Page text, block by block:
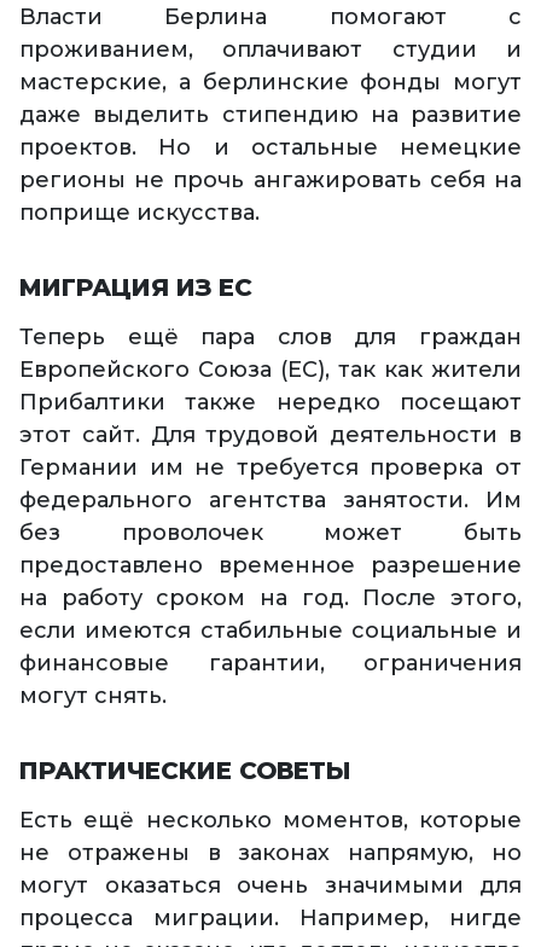
Власти Берлина помогают с
проживанием, оплачивают студии и
мастерские, а берлинские фонды могут
даже выделить стипендию на развитие
проектов. Но и остальные немецкие
регионы не прочь ангажировать себя на
поприще искусства.
МИГРАЦИЯ ИЗ ЕС
Теперь ещё пара слов для граждан
Европейского Союза (ЕС), так как жители
Прибалтики также нередко посещают
этот сайт. Для трудовой деятельности в
Германии им не требуется проверка от
федерального агентства занятости. Им
без проволочек может быть
предоставлено временное разрешение
на работу сроком на год. После этого,
если имеются стабильные социальные и
финансовые гарантии, ограничения
могут снять.
ПРАКТИЧЕСКИЕ СОВЕТЫ
Есть ещё несколько моментов, которые
не отражены в законах напрямую, но
могут оказаться очень значимыми для
процесса миграции. Например, нигде